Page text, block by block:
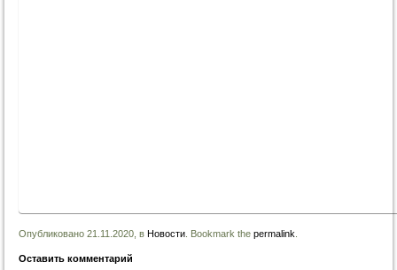
Опубликовано 21.11.2020, в Новости . Bookmark thepermalink
Оставить комментарий